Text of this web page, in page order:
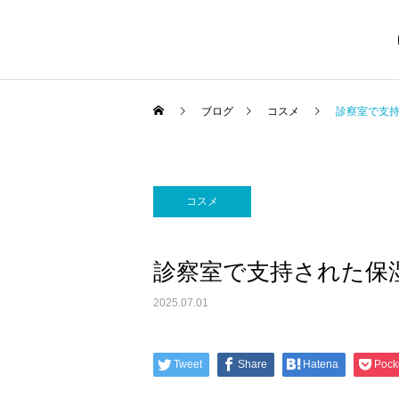
保険治療
ピアス
ブログ コスメ 診察室で支
コスメ
診察室で支持された保
2025.07.01
Tweet Share Hatena